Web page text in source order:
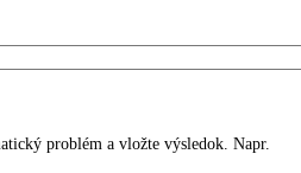
problém a vložte výsledok. Napr.